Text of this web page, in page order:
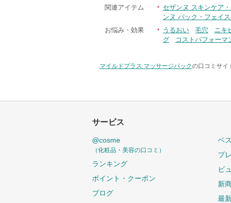
関連アイテム セザンヌ スキンケア
ンヌ パック・フェイ
お悩み・効果
うるおい 毛穴 ニキ
グ
コストパフォーマ
マイルドプラス マッサージパックの口コミサイ
サービス
@cosme
（化粧品・美容の口コミ）
ランキング
ポイント・クーポン
ブログ
ベ
プ
ビ
新
最